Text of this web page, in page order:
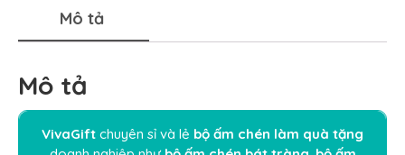
Mô tả
Mô tả
VivaGift chuyên sỉ và lẻ bộ ấm chén làm quà tặng